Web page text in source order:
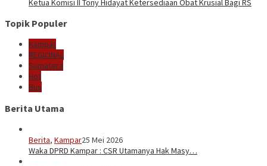
Ketua Komisi II Tony Hidayat Ketersediaan Obat Krusial Bagi RS
Topik Populer
Kampar
REGIONAL
Sumatera
Hot
Bus
Berita Utama
Berita, Kampar25 Mei 2026
Waka DPRD Kampar : CSR Utamanya Hak Masy…